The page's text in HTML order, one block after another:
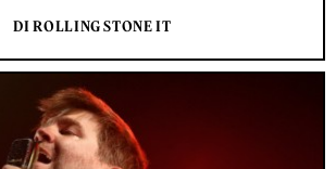
DI ROLLING STONE IT